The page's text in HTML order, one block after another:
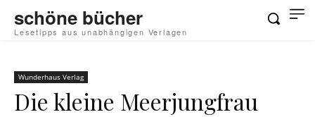
schöne bücher
Lesetipps aus unabhängigen Verlagen
Wunderhaus Verlag
Die kleine Meerjungfrau